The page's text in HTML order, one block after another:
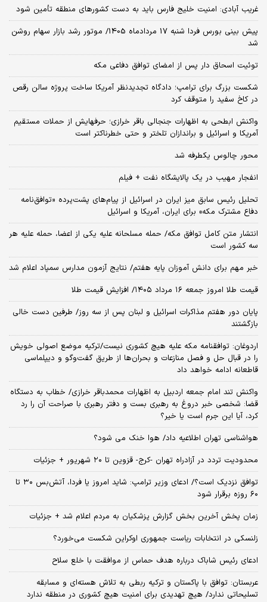
غریب آبادی: امنیت خلیج فارس باید به دست کشورهای منطقه تأمین شود
پیش بینی بورس فردا شنبه 17 مردادماه 1405/ موتور رشد بازار سهام روشن
شد
توئیت اسحاق دار پس از امضای توافق دفاعی مکه
شکست بزرگ برای ترامپ؛ دادگاه تجدیدنظر آمریکا ساخت پروژه سالن رقص
در کاخ سفید را متوقف کرد
واکنش ابطحی به اظهارات جنجالی باقر خرازی؛ حرفهایش از حملات مستقیم
آمریکا و اسرائیل و براندازان تلختر و حتی خطرناکتر است
محور چالوس یکطرفه شد
انفجار مهیب در یک پالایشگاه نفت + فیلم
تحلیل رئیس سابق میز ایران در اسرائیل از پیام‌های پشت‌پرده «توافق‌نامه
دفاع مشترک مکه» برای ایران، آمریکا و اسرائیل
انتشار متن کامل توافق مکه/ حمله مسلحانه علیه یکی از اعضا، حمله علیه هر
سه کشور است
خبر مهم برای دانش آموزان پایه هفتم/ نتایج آزمون مدارس سمپاد اعلام شد
قیمت طلا امروز جمعه ۱۶ مرداد ۱۴۰۵/ افزایش قیمت طلا
پایان دور هفتم مذاکرات اسرائیل و لبنان پس از سه روز/ طرفین دست خالی
بازگشتند
اردوغان: توافقنامه مکه علیه هیچ کشوری نیست/ترکیه موضع اصولی خویش
را در قبال حل و فصل منازعات و بحران‌ها از طریق گفت‌وگو و دیپلماسی
قاطعانه ادامه خواهد داد
واکنش تند امام جمعه اردبیل به اظهارات محمدباقر خرازی/ خطاب به دستگاه
قضا: شخصی خبر دروغ به رهبری بست و دفتر رهبری با صراحت آن را رد
کرد، آیا این جرم است یا خیر؟
هواشناسی تهران اطلاعیه داد/ هوا خنک می شود؟
محدودیت تردد در آزادراه تهران -کرج- قزوین تا ۲۰ شهریور + جزئیات
توافق نزدیک است؟/ ادعای وزیر ترامپ: شاید امروز یا فردا، آتش‌بس ۳۰ تا
۶۰ روزه برقرار شود
زمان پخش آخرین بخش گزارش پزشکیان به مردم اعلام شد + جزئیات
زلنسکی در انتخابات ریاست جمهوری اوکراین شکست می‌خورد؟
ادعای رئیس شاباک درباره هدف حماس از موافقت با خلع سلاح
عربستان: توافق با پاکستان و ترکیه ربطی به تلاش هسته‌ای و مسابقه
تسلیحاتی ندارد/ هیچ تهدیدی برای امنیت هیچ کشوری در منطقه ندارد